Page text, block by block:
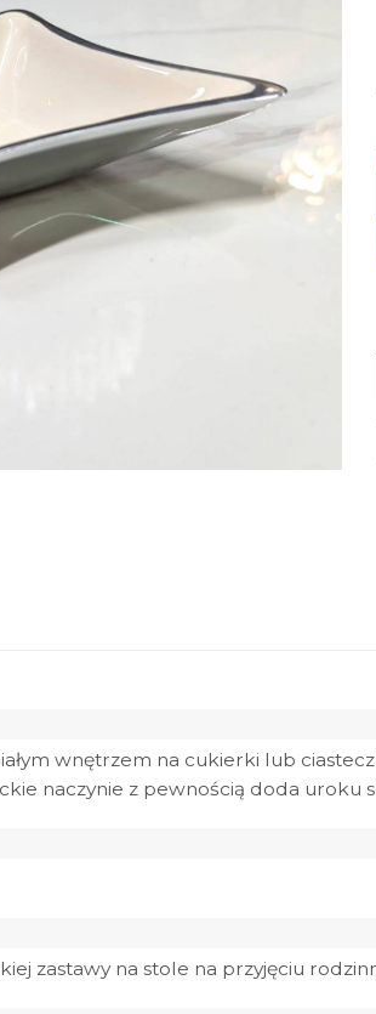
wnętrzem na cukierki lub
naczynie z pewnością doda uroku
zastawy na stole na przyjęciu